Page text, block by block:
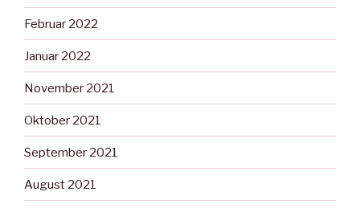
Februar 2022
Januar 2022
November 2021
Oktober 2021
September 2021
August 2021